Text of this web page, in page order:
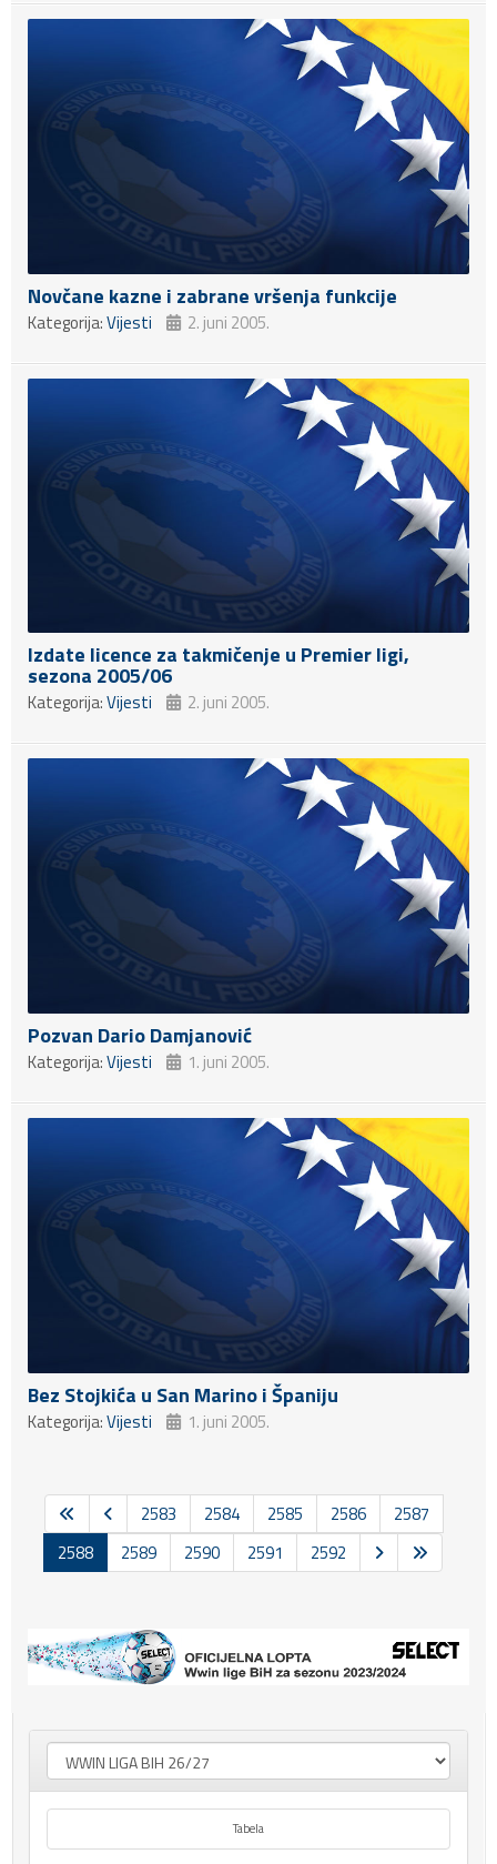
Novčane kazne i zabrane vršenja funkcije
Kategorija:Vijesti 2. juni 2005.
Izdate licence za takmičenje u Premier ligi,
sezona 2005/06
Kategorija:Vijesti 2. juni 2005.
Pozvan Dario Damjanović
Kategorija:Vijesti 1. juni 2005.
Bez Stojkića u San Marino i Španiju
Kategorija:Vijesti 1. juni 2005.
2583 2584 2585 2586
2587
2588
2589 2590 2591 2592
Tabela